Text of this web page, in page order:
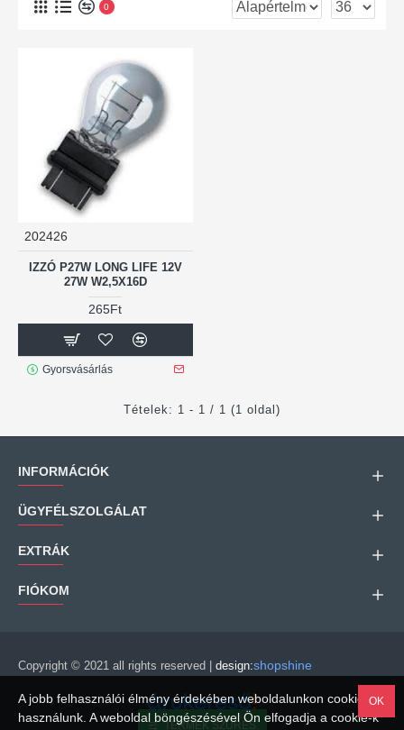
0
202426
IZZÓ P27W LONG LIFE 12V
27W W2,5X16D
265Ft
Gyorsvásárlás
Tételek: 1 - 1 / 1 (1 oldal)
INFORMÁCIÓK
ÜGYFÉLSZOLGÁLAT
EXTRÁK
FIÓKOM
Copyright © 2021 all rights reserved | design:shopshine
OK
A jobb felhasználói élmény érdekében weboldalunkon cookie-kat
használunk. A weboldal böngészésével Ön elfogadja a cookie-k
TERMÉK SZŰRÉS